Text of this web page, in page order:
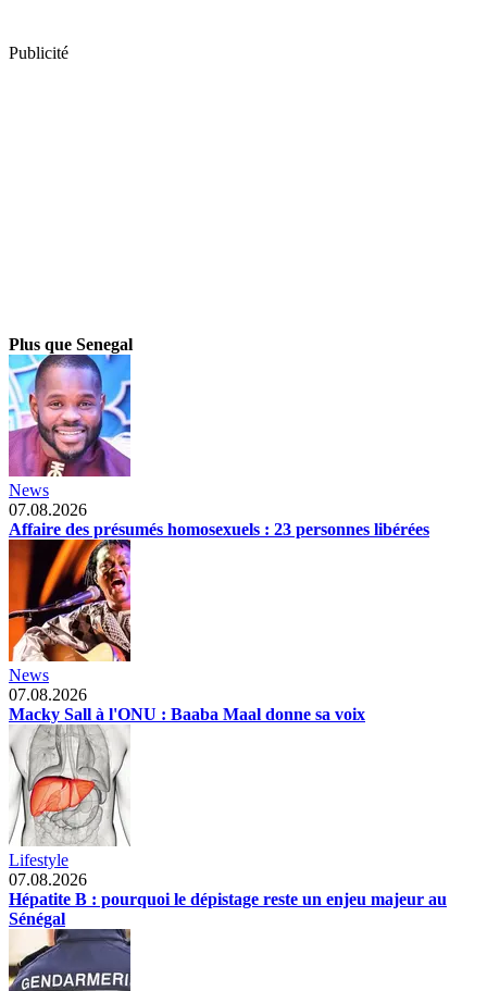
Publicité
Plus que Senegal
News
07.08.2026
Affaire des présumés homosexuels : 23 personnes libérées
News
07.08.2026
Macky Sall à l'ONU : Baaba Maal donne sa voix
Lifestyle
07.08.2026
Hépatite B : pourquoi le dépistage reste un enjeu majeur au
Sénégal